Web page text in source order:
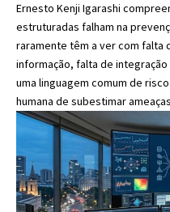
Ernesto Kenji Igarashi
estruturadas falham na
raramente têm a ver com falta
informação, falta de
uma linguagem comum de
humana de subestimar